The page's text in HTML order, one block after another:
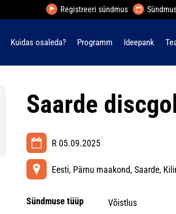
Registreeri sündmus
Kuidas osaleda? Programm Ideepank
Saarde
R 05.09.2025
Eesti, Pärnu maakond, Saarde,
Sündmuse tüüp
Võistlus